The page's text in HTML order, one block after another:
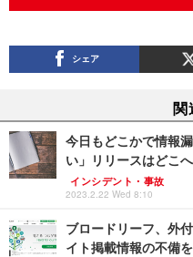
シェア
関
今日もどこかで情報
い」リリースはどこ
インシデント・事故
2023.2.22 Wed 8:10
ブロードリーフ、外
イト掲載情報の不備